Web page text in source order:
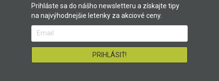
Prihláste sa do nášho newsletteru a získajte tipy
na najvýhodnejšie letenky za akciové ceny.